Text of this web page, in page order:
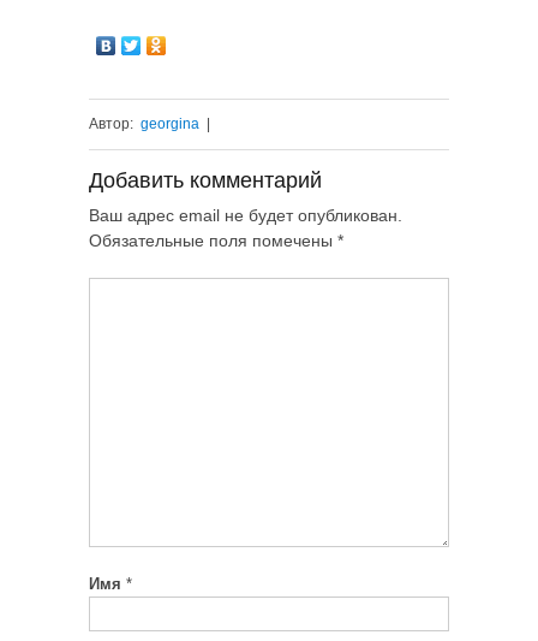
Автор: georgina
Добавить комментарий
Ваш адрес email не будет опубликован.
Обязательные поля помечены *
Имя *